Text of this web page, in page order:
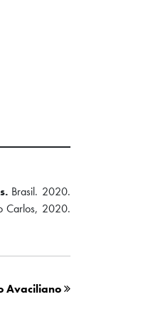
Brasil. 2020.
Carlos, 2020.
Avaciliano